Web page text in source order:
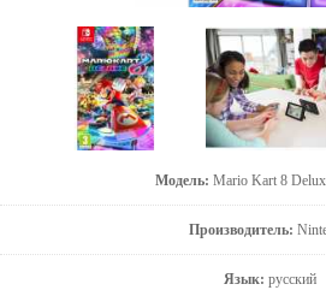
Модель: Mario Kart 8
Производитель:
Язык: русский